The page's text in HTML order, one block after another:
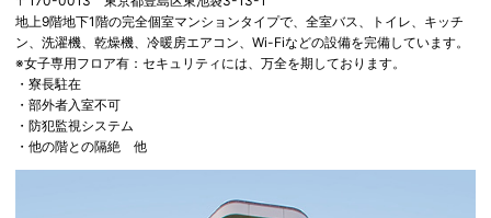
地上9階地下1階の完全個室マンションタイプで、全室バス、トイレ、キッチ
ン、洗濯機、乾燥機、冷暖房エアコン、Wi-Fiなどの設備を完備しています。
※女子専用フロア有：セキュリティには、万全を期しております。
・寮長駐在
・部外者入室不可
・防犯監視システム
・他の階との隔絶 他